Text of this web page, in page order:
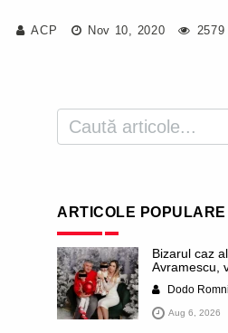
ACP Nov 10, 2020 2579
ARTICOLE POPULARE
Bizarul caz
Avramescu,
infantilă”.
stalinistă.
presei
Dodo
Aug 6, 2026